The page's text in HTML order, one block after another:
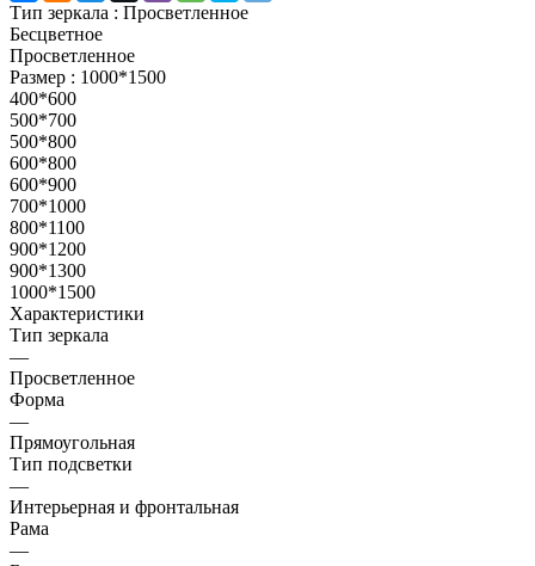
Тип зеркала : Просветленное
Бесцветное
Просветленное
Размер : 1000*1500
400*600
500*700
500*800
600*800
600*900
700*1000
800*1100
900*1200
900*1300
1000*1500
Характеристики
Тип зеркала
—
Просветленное
Форма
—
Прямоугольная
Тип подсветки
—
Интерьерная и фронтальная
Рама
—